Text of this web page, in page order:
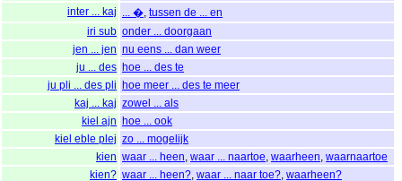
inter ... kaj
... � tussen de ... en
iri sub onder ... doorgaan
jen ... jen nu eens ... dan weer
ju ... des hoe ... des te
ju pli ... des pli hoe meer ... des te meer
kaj ... kaj zowel ... als
kiel ajn hoe ... ook
kiel eble plej zo ... mogelijk
kien waar ... heen waar ... naartoe waarheen waarnaartoe
kien? waar ... heen? waar ... naar toe? waarheen?